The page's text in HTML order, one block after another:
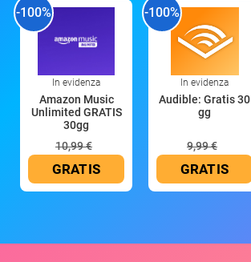
-100%
In evidenza
Amazon Music
Unlimited GRATIS
30gg
10,99 €
GRATIS
-100%
In evidenza
Audible: Gratis 30
gg
9,99 €
GRATIS